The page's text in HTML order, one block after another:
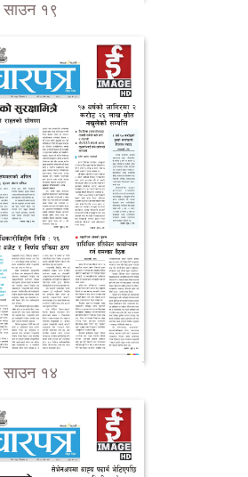
साउन १९
साउन १४